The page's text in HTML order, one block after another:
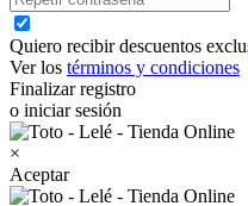
Quiero recibir descuentos
Ver los términos y condiciones
Finalizar registro
o iniciar sesión
×
Aceptar